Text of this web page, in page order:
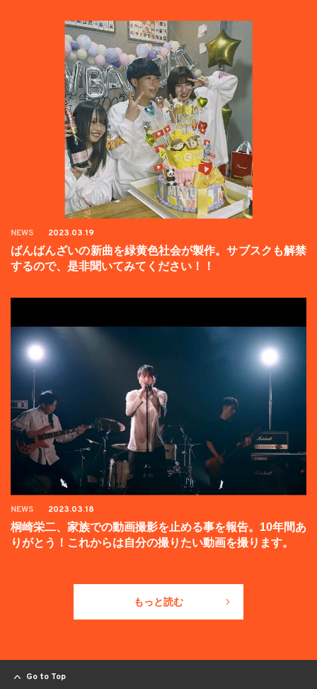
NEWS 2023.03.19
ばんばんざいの新曲を緑黄色社会が製作。サブスクも解禁
するので、是非聞いてみてください！！
NEWS 2023.03.18
桐崎栄二、家族での動画撮影を止める事を報告。10年間あ
りがとう！これからは自分の撮りたい動画を撮ります。
もっと読む
Go to Top